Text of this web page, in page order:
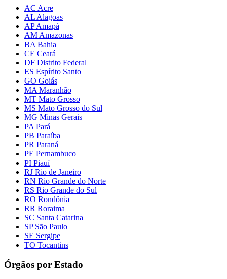
AC Acre
AL Alagoas
AP Amapá
AM Amazonas
BA Bahia
CE Ceará
DF Distrito Federal
ES Espírito Santo
GO Goiás
MA Maranhão
MT Mato Grosso
MS Mato Grosso do Sul
MG Minas Gerais
PA Pará
PB Paraíba
PR Paraná
PE Pernambuco
PI Piauí
RJ Rio de Janeiro
RN Rio Grande do Norte
RS Rio Grande do Sul
RO Rondônia
RR Roraima
SC Santa Catarina
SP São Paulo
SE Sergipe
TO Tocantins
Órgãos por Estado